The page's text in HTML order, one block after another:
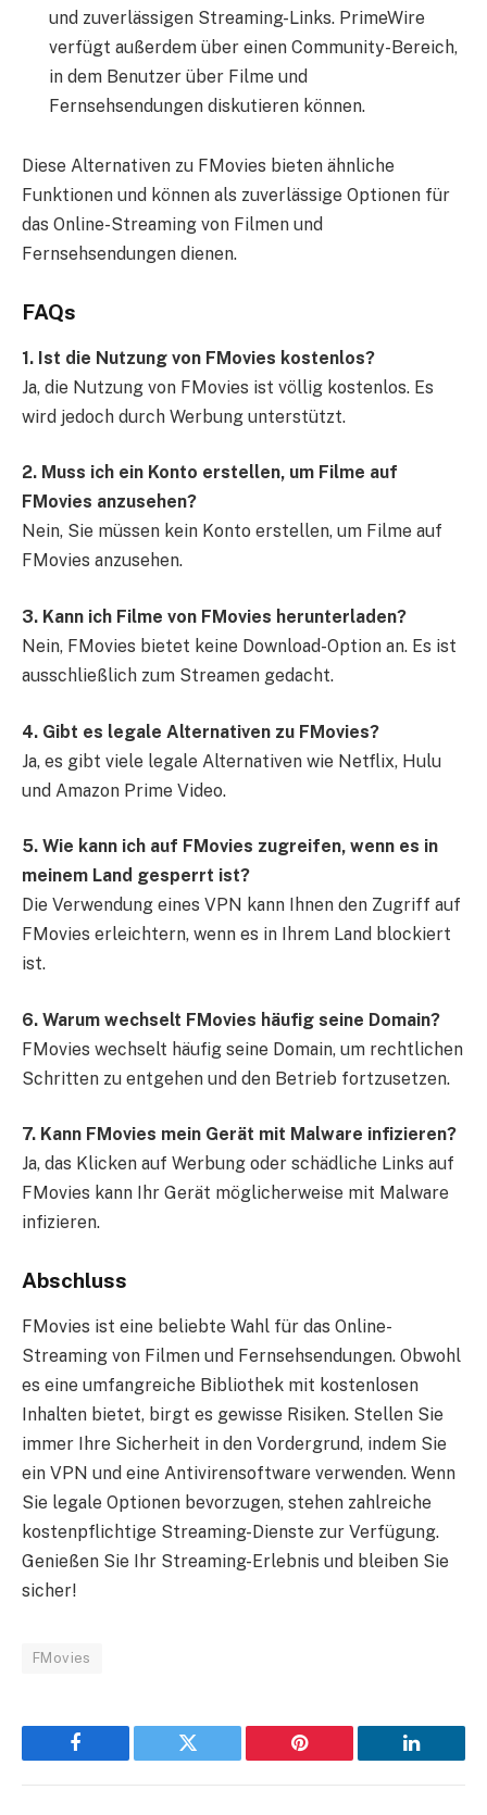
und zuverlässigen Streaming-Links. PrimeWire
verfügt außerdem über einen Community-Bereich,
in dem Benutzer über Filme und
Fernsehsendungen diskutieren können.
Diese Alternativen zu FMovies bieten ähnliche
Funktionen und können als zuverlässige Optionen für
das Online-Streaming von Filmen und
Fernsehsendungen dienen.
FAQs
1. Ist die Nutzung von FMovies kostenlos?
Ja, die Nutzung von FMovies ist völlig kostenlos. Es
wird jedoch durch Werbung unterstützt.
2. Muss ich ein Konto erstellen, um Filme auf
FMovies anzusehen?
Nein, Sie müssen kein Konto erstellen, um Filme auf
FMovies anzusehen.
3. Kann ich Filme von FMovies herunterladen?
Nein, FMovies bietet keine Download-Option an. Es ist
ausschließlich zum Streamen gedacht.
4. Gibt es legale Alternativen zu FMovies?
Ja, es gibt viele legale Alternativen wie Netflix, Hulu
und Amazon Prime Video.
5. Wie kann ich auf FMovies zugreifen, wenn es in
meinem Land gesperrt ist?
Die Verwendung eines VPN kann Ihnen den Zugriff auf
FMovies erleichtern, wenn es in Ihrem Land blockiert
ist.
6. Warum wechselt FMovies häufig seine Domain?
FMovies wechselt häufig seine Domain, um rechtlichen
Schritten zu entgehen und den Betrieb fortzusetzen.
7. Kann FMovies mein Gerät mit Malware infizieren?
Ja, das Klicken auf Werbung oder schädliche Links auf
FMovies kann Ihr Gerät möglicherweise mit Malware
infizieren.
Abschluss
FMovies ist eine beliebte Wahl für das Online-
Streaming von Filmen und Fernsehsendungen. Obwohl
es eine umfangreiche Bibliothek mit kostenlosen
Inhalten bietet, birgt es gewisse Risiken. Stellen Sie
immer Ihre Sicherheit in den Vordergrund, indem Sie
ein VPN und eine Antivirensoftware verwenden. Wenn
Sie legale Optionen bevorzugen, stehen zahlreiche
kostenpflichtige Streaming-Dienste zur Verfügung.
Genießen Sie Ihr Streaming-Erlebnis und bleiben Sie
sicher!
FMovies
Facebook Twitter Pinterest LinkedIn